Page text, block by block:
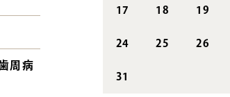
周病
17 18 19
24 25 26
31